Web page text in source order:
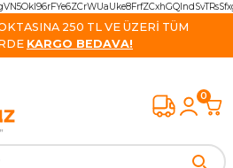
250 TL VE ÜZERİ TÜM
KARGO BEDAVA!
0